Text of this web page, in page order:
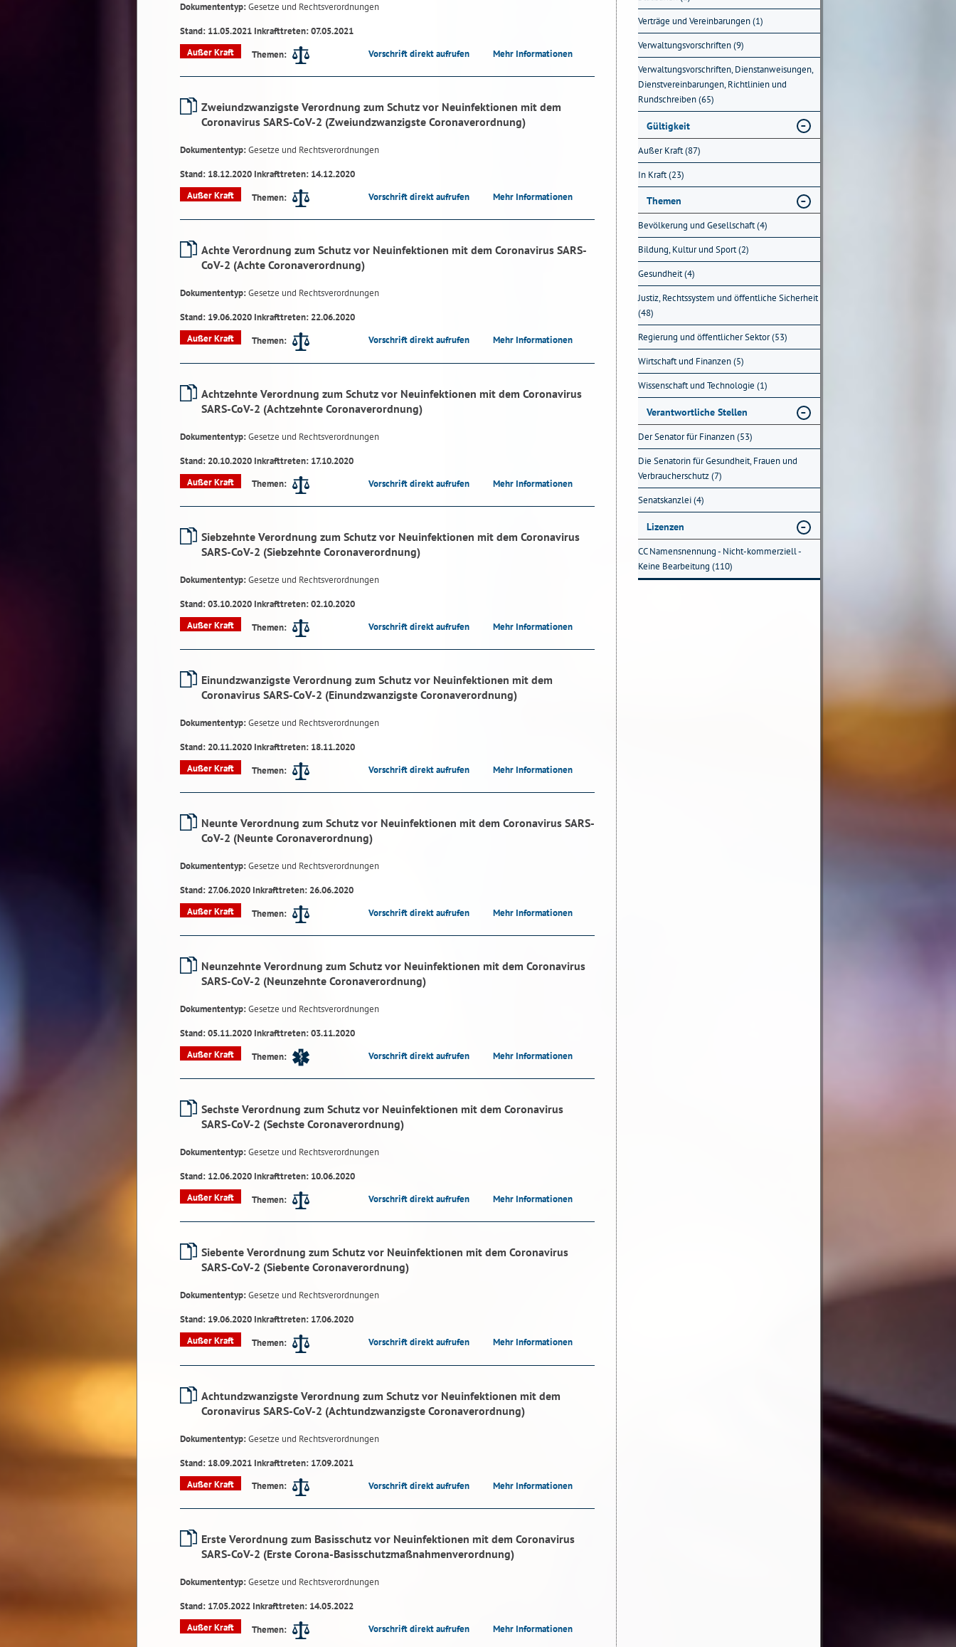
Dokumententyp:Gesetze und Rechtsverordnungen
Stand: 11.05.2021 Inkrafttreten: 07.05.2021
Außer Kraft
Themen: Vorschrift direkt aufrufen Mehr Informationen
Zweiundzwanzigste Verordnung zum Schutz vor Neuinfektionen mit dem
Coronavirus SARS-CoV-2 (Zweiundzwanzigste Coronaverordnung)
Dokumententyp:Gesetze und Rechtsverordnungen
Stand: 18.12.2020 Inkrafttreten: 14.12.2020
Außer Kraft
Themen: Vorschrift direkt aufrufen Mehr Informationen
Achte Verordnung zum Schutz vor Neuinfektionen mit dem Coronavirus SARS-
CoV-2 (Achte Coronaverordnung)
Dokumententyp:Gesetze und Rechtsverordnungen
Stand: 19.06.2020 Inkrafttreten: 22.06.2020
Außer Kraft
Themen: Vorschrift direkt aufrufen Mehr Informationen
Achtzehnte Verordnung zum Schutz vor Neuinfektionen mit dem Coronavirus
SARS-CoV-2 (Achtzehnte Coronaverordnung)
Dokumententyp:Gesetze und Rechtsverordnungen
Stand: 20.10.2020 Inkrafttreten: 17.10.2020
Außer Kraft
Themen: Vorschrift direkt aufrufen Mehr Informationen
Siebzehnte Verordnung zum Schutz vor Neuinfektionen mit dem Coronavirus
SARS-CoV-2 (Siebzehnte Coronaverordnung)
Dokumententyp:Gesetze und Rechtsverordnungen
Stand: 03.10.2020 Inkrafttreten: 02.10.2020
Außer Kraft
Themen: Vorschrift direkt aufrufen Mehr Informationen
Einundzwanzigste Verordnung zum Schutz vor Neuinfektionen mit dem
Coronavirus SARS-CoV-2 (Einundzwanzigste Coronaverordnung)
Dokumententyp:Gesetze und Rechtsverordnungen
Stand: 20.11.2020 Inkrafttreten: 18.11.2020
Außer Kraft
Themen: Vorschrift direkt aufrufen Mehr Informationen
Neunte Verordnung zum Schutz vor Neuinfektionen mit dem Coronavirus SARS-
CoV-2 (Neunte Coronaverordnung)
Dokumententyp:Gesetze und Rechtsverordnungen
Stand: 27.06.2020 Inkrafttreten: 26.06.2020
Außer Kraft
Themen: Vorschrift direkt aufrufen Mehr Informationen
Neunzehnte Verordnung zum Schutz vor Neuinfektionen mit dem Coronavirus
SARS-CoV-2 (Neunzehnte Coronaverordnung)
Dokumententyp:Gesetze und Rechtsverordnungen
Stand: 05.11.2020 Inkrafttreten: 03.11.2020
Außer Kraft
Themen: Vorschrift direkt aufrufen Mehr Informationen
Sechste Verordnung zum Schutz vor Neuinfektionen mit dem Coronavirus
SARS-CoV-2 (Sechste Coronaverordnung)
Dokumententyp:Gesetze und Rechtsverordnungen
Stand: 12.06.2020 Inkrafttreten: 10.06.2020
Außer Kraft
Themen: Vorschrift direkt aufrufen Mehr Informationen
Siebente Verordnung zum Schutz vor Neuinfektionen mit dem Coronavirus
SARS-CoV-2 (Siebente Coronaverordnung)
Dokumententyp:Gesetze und Rechtsverordnungen
Stand: 19.06.2020 Inkrafttreten: 17.06.2020
Außer Kraft
Themen: Vorschrift direkt aufrufen Mehr Informationen
Achtundzwanzigste Verordnung zum Schutz vor Neuinfektionen mit dem
Coronavirus SARS-CoV-2 (Achtundzwanzigste Coronaverordnung)
Dokumententyp:Gesetze und Rechtsverordnungen
Stand: 18.09.2021 Inkrafttreten: 17.09.2021
Außer Kraft
Themen: Vorschrift direkt aufrufen Mehr Informationen
Erste Verordnung zum Basisschutz vor Neuinfektionen mit dem Coronavirus
SARS-CoV-2 (Erste Corona-Basisschutzmaßnahmenverordnung)
Dokumententyp:Gesetze und Rechtsverordnungen
Stand: 17.05.2022 Inkrafttreten: 14.05.2022
Außer Kraft
Themen: Vorschrift direkt aufrufen Mehr Informationen
Verträge und Vereinbarungen (1)
Verwaltungsvorschriften (9)
Verwaltungsvorschriften, Dienstanweisungen,
Dienstvereinbarungen, Richtlinien und
Rundschreiben (65)
Gültigkeit
Außer Kraft (87)
In Kraft (23)
Themen
Bevölkerung und Gesellschaft (4)
Bildung, Kultur und Sport (2)
Gesundheit (4)
Justiz, Rechtssystem und öffentliche Sicherheit
(48)
Regierung und öffentlicher Sektor (53)
Wirtschaft und Finanzen (5)
Wissenschaft und Technologie (1)
Verantwortliche Stellen
Der Senator für Finanzen (53)
Die Senatorin für Gesundheit, Frauen und
Verbraucherschutz (7)
Senatskanzlei (4)
Lizenzen
CC Namensnennung - Nicht-kommerziell -
Keine Bearbeitung (110)